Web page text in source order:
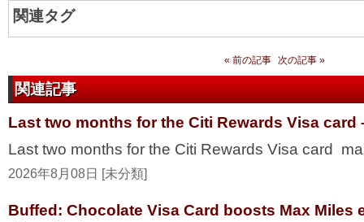
関連タグ
« 前の記事 次の記事 »
関連記事
Last two months for the Citi Rewards Visa card
Last two months for the Citi Rewards Visa card
2026年8月08日 [未分類]
Buffed: Chocolate Visa Card boosts Max Miles